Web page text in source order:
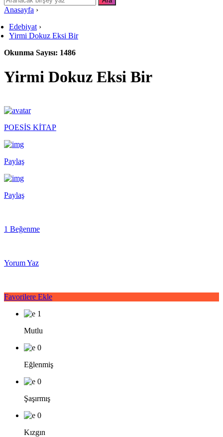
Anasayfa ›
Edebiyat ›
Yirmi Dokuz Eksi Bir
Okunma Sayısı: 1486
Yirmi Dokuz Eksi Bir
POESİS KİTAP
Paylaş
Paylaş
1 Beğenme
Yorum Yaz
Favorilere Ekle
1
Mutlu
0
Eğlenmiş
0
Şaşırmış
0
Kızgın